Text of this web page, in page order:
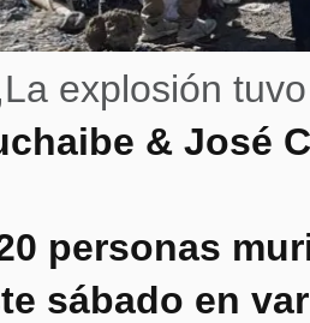
explosión
& José
personas
sábado en